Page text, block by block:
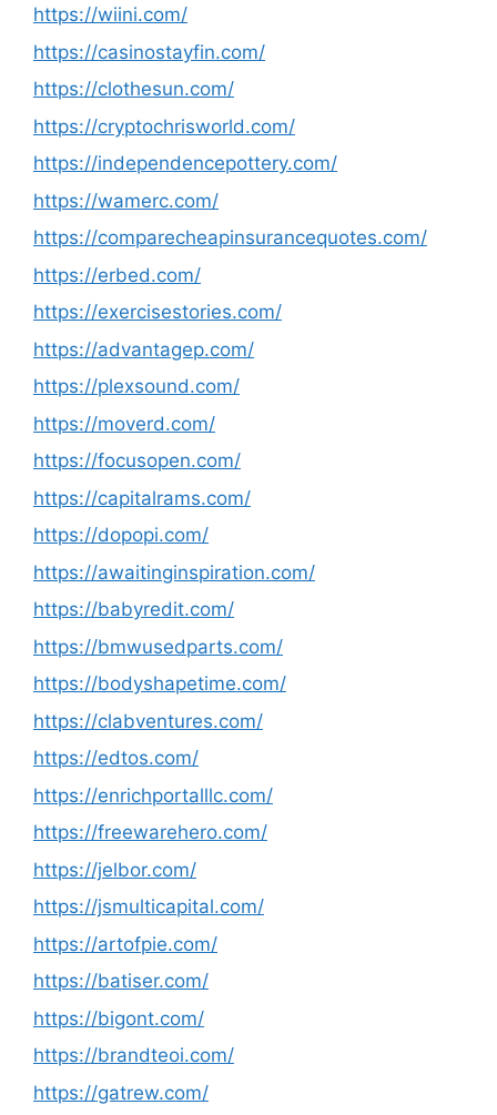
https://wiini.com/
https://casinostayfin.com/
https://clothesun.com/
https://cryptochrisworld.com/
https://independencepottery.com/
https://wamerc.com/
https://comparecheapinsurancequotes.com/
https://erbed.com/
https://exercisestories.com/
https://advantagep.com/
https://plexsound.com/
https://moverd.com/
https://focusopen.com/
https://capitalrams.com/
https://dopopi.com/
https://awaitinginspiration.com/
https://babyredit.com/
https://bmwusedparts.com/
https://bodyshapetime.com/
https://clabventures.com/
https://edtos.com/
https://enrichportalllc.com/
https://freewarehero.com/
https://jelbor.com/
https://jsmulticapital.com/
https://artofpie.com/
https://batiser.com/
https://bigont.com/
https://brandteoi.com/
https://gatrew.com/